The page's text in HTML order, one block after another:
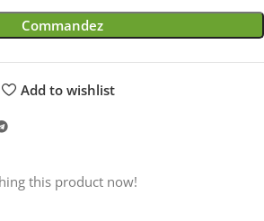
Commandez
Add to wishlist
this product now!